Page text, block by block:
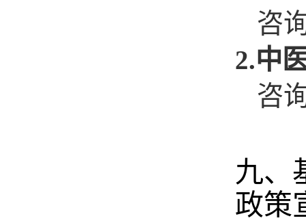
咨
2.中
咨
九、
政策